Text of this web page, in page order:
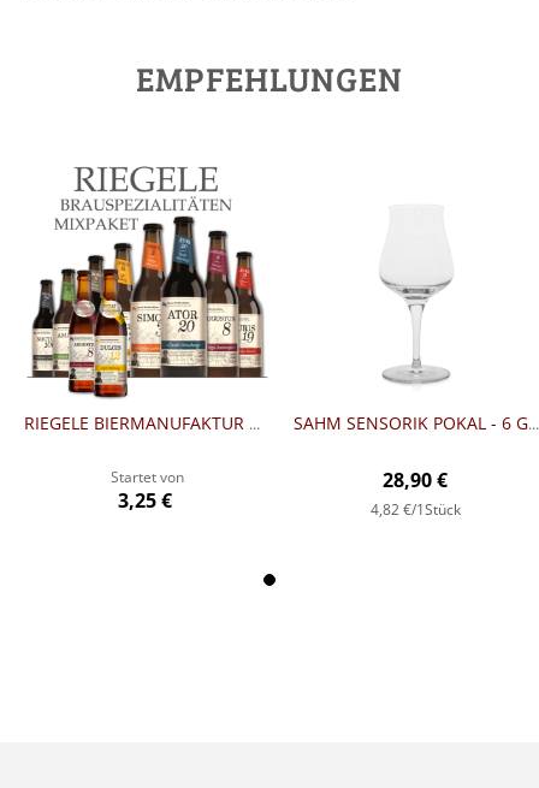
EMPFEHLUNGEN
RIEGELE BIERMANUFAKTUR BRAUSPEZIALITÄTEN MIXPAKET
Startet von
3,25 €
SAHM SENSORIK POKAL - 6 GLÄSER
28,90 €
4,82 €/1Stück